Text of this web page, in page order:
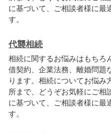
に基づいて、ご相談者様に最
す。
代襲相続
相続に関するお悩みはもちろ
借契約、企業法務、離婚問題
ります。相続についてお悩み
所まで、どうぞお気軽にご相
に基づいて、ご相談者様に最
す。